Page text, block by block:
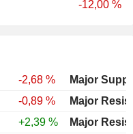
-12,00 %
-2,68 %
Major
-0,89 %
Major
+2,39 %
Major